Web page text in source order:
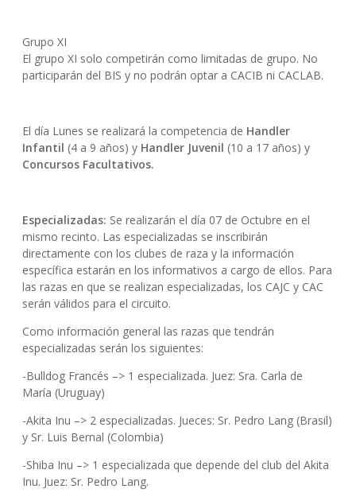
Grupo XI
El grupo XI solo competirán como limitadas de grupo. No
participarán del BIS y no podrán optar a CACIB ni CACLAB.
El día Lunes se realizará la competencia de Handler
Infantil (4 a 9 años) y Handler Juvenil (10 a 17 años) y
Concursos Facultativos.
Especializadas: Se realizarán el día 07 de Octubre en el
mismo recinto. Las especializadas se inscribirán
directamente con los clubes de raza y la información
específica estarán en los informativos a cargo de ellos. Para
las razas en que se realizan especializadas, los CAJC y CAC
serán válidos para el circuito.
Como información general las razas que tendrán
especializadas serán los siguientes:
-Bulldog Francés –> 1 especializada. Juez: Sra. Carla de
María (Uruguay)
-Akita Inu –> 2 especializadas. Jueces: Sr. Pedro Lang (Brasil)
y Sr. Luis Bernal (Colombia)
-Shiba Inu –> 1 especializada que depende del club del Akita
Inu. Juez: Sr. Pedro Lang.